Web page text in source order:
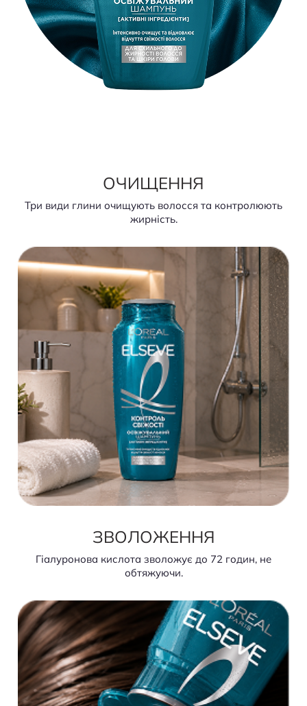
ОЧИЩЕННЯ
Три види глини очищують волосся та контролюють
жирність.
ЗВОЛОЖЕННЯ
Гіалуронова кислота зволожує до 72 годин, не
обтяжуючи.